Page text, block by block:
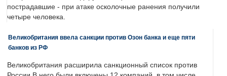
пострадавшие - при атаке осколочные ранения получили
четыре человека.
Великобритания ввела санкции против Озон банка и еще пяти
банков из РФ
Великобритания расширила санкционный список против